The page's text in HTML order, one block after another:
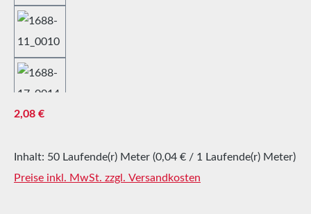
Regulärer Preis:
2,08 €
Inhalt: 50 Laufende(r) Meter (0,04 € / 1 Laufende(r) Meter)
Preise inkl. MwSt. zzgl. Versandkosten